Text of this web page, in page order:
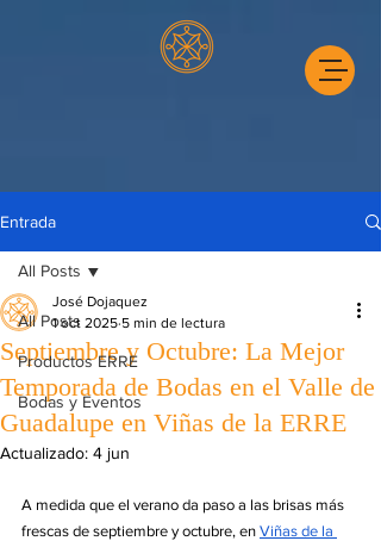
Entrada
All Posts
Productos ERRE
Bodas y Eventos
All Posts
Septiembre y Octubre: La Mejor
Temporada de Bodas en el Valle de
Guadalupe en Viñas de la ERRE
José Dojaquez
1 oct 2025 5 min de lectura
Actualizado: 4 jun
A medida que el verano da paso a las brisas más
frescas de septiembre y octubre, en Viñas de la